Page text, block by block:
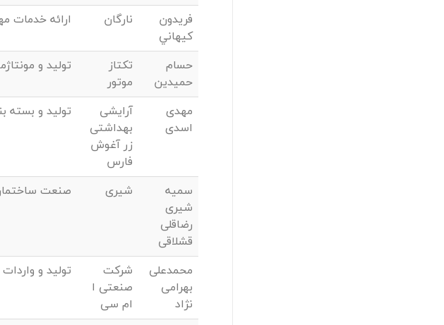
فريدون
كيهاني
نارگان ارائه خدمات
حسام
حمیدین
تکتاز
موتور
تولید و
مهدی
اسدی
آرایشی
بهداشتی
زر آغوش
فارس
تولید و بسته
سمیه
شیری
رضاقلی
قشلاقی
شیری صنعت
محمدعلی
بهرامی
نژاد
شرکت
صنعتی ا
ام سی
تولید و